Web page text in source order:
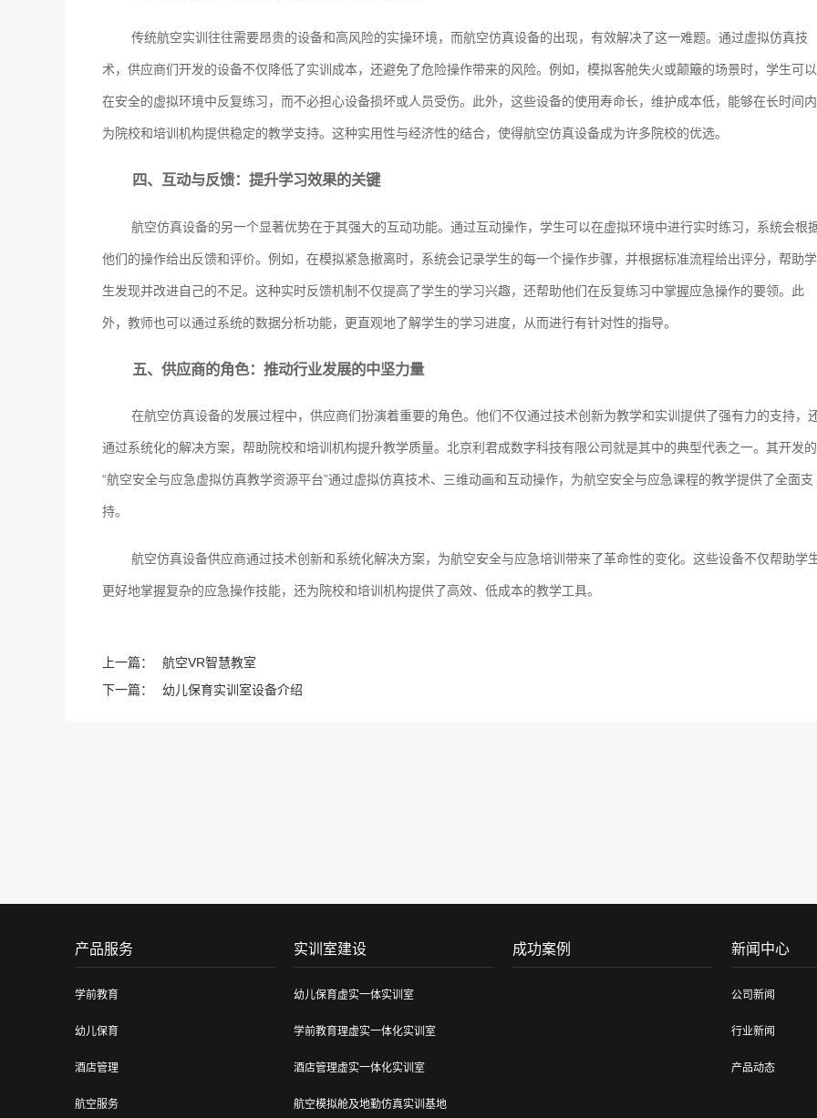
传统航空实训往往需要昂贵的设备和高风险的实操环境，而航空仿真设备的出现，有效解决了这一难题。通过虚拟仿真技
术，供应商们开发的设备不仅降低了实训成本，还避免了危险操作带来的风险。例如，模拟客舱失火或颠簸的场景时，学生可以
在安全的虚拟环境中反复练习，而不必担心设备损坏或人员受伤。此外，这些设备的使用寿命长，维护成本低，能够在长时间内
为院校和培训机构提供稳定的教学支持。这种实用性与经济性的结合，使得航空仿真设备成为许多院校的优选。
四、互动与反馈：提升学习效果的关键
航空仿真设备的另一个显著优势在于其强大的互动功能。通过互动操作，学生可以在虚拟环境中进行实时练习，系统会根
他们的操作给出反馈和评价。例如，在模拟紧急撤离时，系统会记录学生的每一个操作步骤，并根据标准流程给出评分，帮助学
生发现并改进自己的不足。这种实时反馈机制不仅提高了学生的学习兴趣，还帮助他们在反复练习中掌握应急操作的要领。此
外，教师也可以通过系统的数据分析功能，更直观地了解学生的学习进度，从而进行有针对性的指导。
五、供应商的角色：推动行业发展的中坚力量
在航空仿真设备的发展过程中，供应商们扮演着重要的角色。他们不仅通过技术创新为教学和实训提供了强有力的支持，
通过系统化的解决方案，帮助院校和培训机构提升教学质量。北京利君成数字科技有限公司就是其中的典型代表之一。其开发的
“航空安全与应急虚拟仿真教学资源平台”通过虚拟仿真技术、三维动画和互动操作，为航空安全与应急课程的教学提供了全面支
持。
航空仿真设备供应商通过技术创新和系统化解决方案，为航空安全与应急培训带来了革命性的变化。这些设备不仅帮助学
更好地掌握复杂的应急操作技能，还为院校和培训机构提供了高效、低成本的教学工具。‍
上一篇：
航空VR智慧教室
下一篇：
幼儿保育实训室设备介绍
产品服务
学前教育
幼儿保育
酒店管理
航空服务
实训室建设
幼儿保育虚实一体实训室
学前教育理虚实一体化实训室
酒店管理虚实一体化实训室
航空模拟舱及地勤仿真实训基地
成功案例 新闻中心
公司新闻
行业新闻
产品动态